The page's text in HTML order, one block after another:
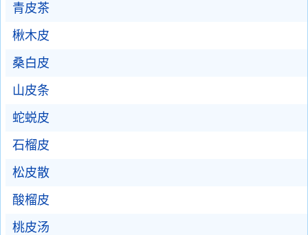
青皮茶
楸木皮
桑白皮
山皮条
蛇蜕皮
石榴皮
松皮散
酸榴皮
桃皮汤